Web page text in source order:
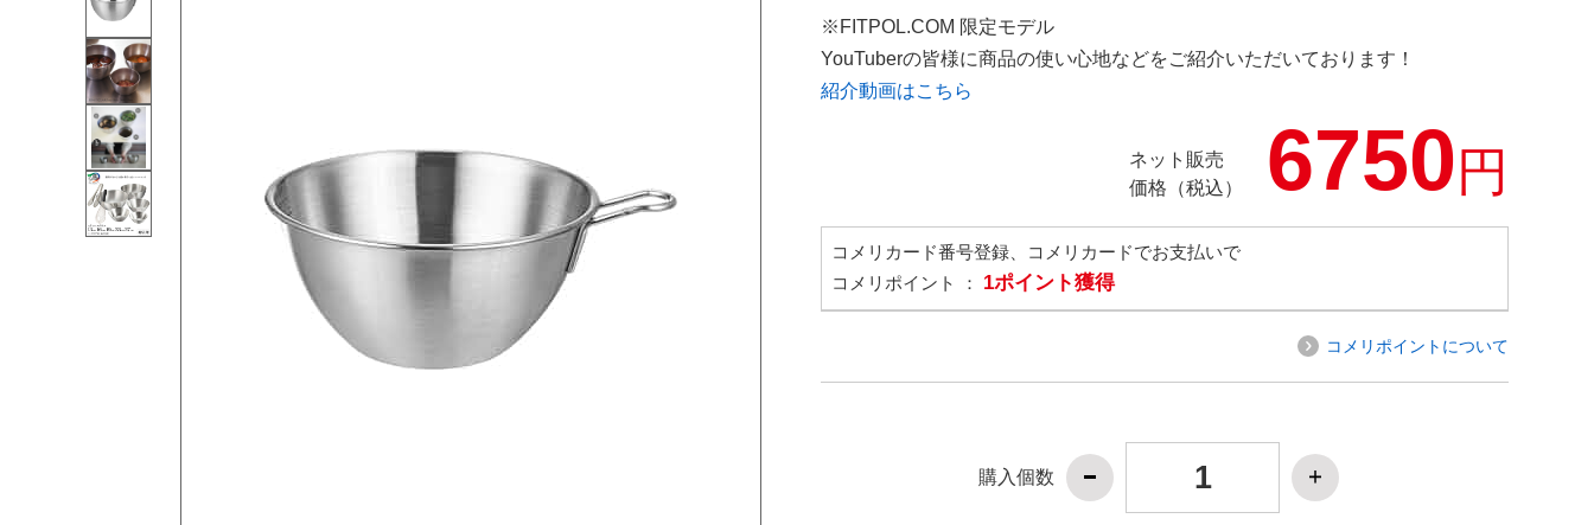
※FITPOL.COM 限定モデル
YouTuberの皆様に商品の使い心地などをご紹介いただいております！
紹介動画はこちら
ネット販売
価格（税込）
6750円
コメリカード番号登録、コメリカードでお支払いで
コメリポイント ： 1ポイント獲得
コメリポイントについて
購入個数